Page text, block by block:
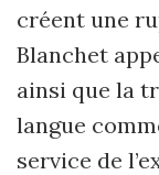
créent une
Blanchet
ainsi que la
langue
service de